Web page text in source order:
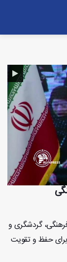
گردشگری و
حفظ و تقویت